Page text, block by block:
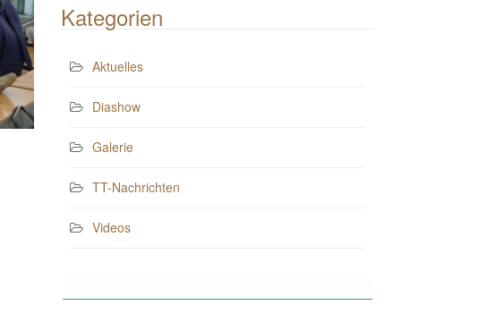
Kategorien
Aktuelles
Diashow
Galerie
TT-Nachrichten
Videos